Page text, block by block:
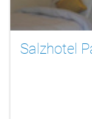
Salzhotel